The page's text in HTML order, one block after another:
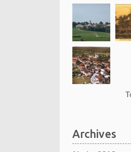
Archives